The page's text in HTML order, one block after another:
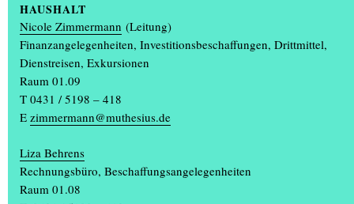
HAUSHALT
Nicole Zimmermann (Leitung)
Finanzangelegenheiten, Investitionsbeschaffungen, Drittmittel,
Dienstreisen, Exkursionen
Raum 01.09
T 0431 / 5198 – 418
E zimmermann@muthesius.de
Liza Behrens
Rechnungsbüro, Beschaffungsangelegenheiten
Raum 01.08